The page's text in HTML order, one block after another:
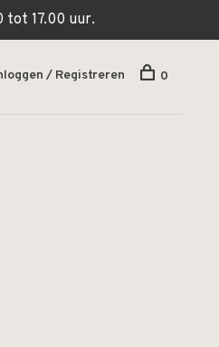
tot 17.00 uur.
/ Registreren 0